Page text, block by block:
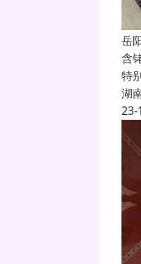
岳
含
特
湖
23-